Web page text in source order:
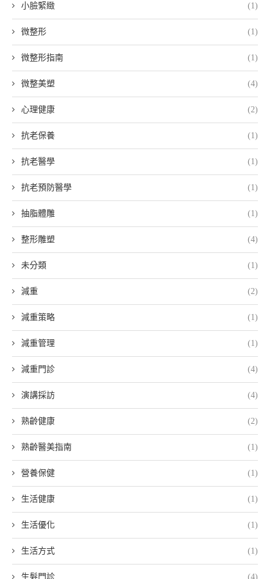
小臉緊緻 (1)
微整形 (1)
微整形指南 (1)
微整美塑 (4)
心理健康 (2)
抗老保養 (1)
抗老醫學 (1)
抗老預防醫學 (1)
抽脂體雕 (1)
整形雕塑 (4)
未分類 (1)
減重 (2)
減重策略 (1)
減重管理 (1)
減重門診 (4)
演講採訪 (4)
熟齡健康 (2)
熟齡醫美指南 (1)
營養保健 (1)
生活健康 (1)
生活優化 (1)
生活方式 (1)
生髮門診 (4)